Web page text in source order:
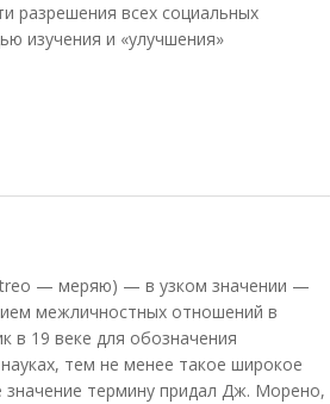
разрешения всех социальных
изучения и «улучшения»
— меряю) — в узком значении —
межличностных отношений в
в 19 веке для обозначения
тем не менее такое широкое
значение термину придал Дж. Морено,